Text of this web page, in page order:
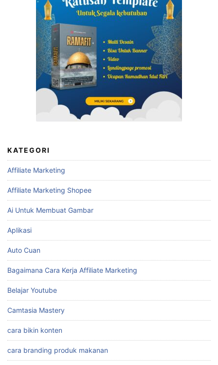
KATEGORI
Affiliate Marketing
Affiliate Marketing Shopee
Ai Untuk Membuat Gambar
Aplikasi
Auto Cuan
Bagaimana Cara Kerja Affiliate Marketing
Belajar Youtube
Camtasia Mastery
cara bikin konten
cara branding produk makanan